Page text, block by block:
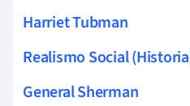
Harriet Tubman
Realismo Social
General Sherman